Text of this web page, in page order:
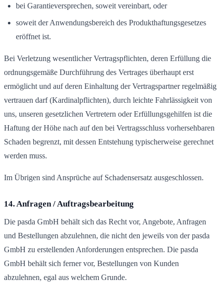
bei Garantieversprechen, soweit vereinbart, oder
soweit der Anwendungsbereich des Produkthaftungsgesetzes
eröffnet ist.
Bei Verletzung wesentlicher Vertragspflichten, deren Erfüllung die
ordnungsgemäße Durchführung des Vertrages überhaupt erst
ermöglicht und auf deren Einhaltung der Vertragspartner regelmäßig
vertrauen darf (Kardinalpflichten), durch leichte Fahrlässigkeit von
uns, unseren gesetzlichen Vertretern oder Erfüllungsgehilfen ist die
Haftung der Höhe nach auf den bei Vertragsschluss vorhersehbaren
Schaden begrenzt, mit dessen Entstehung typischerweise gerechnet
werden muss.
Im Übrigen sind Ansprüche auf Schadensersatz ausgeschlossen.
14. Anfragen / Auftragsbearbeitung
Die pasda GmbH behält sich das Recht vor, Angebote, Anfragen
und Bestellungen abzulehnen, die nicht den jeweils von der pasda
GmbH zu erstellenden Anforderungen entsprechen. Die pasda
GmbH behält sich ferner vor, Bestellungen von Kunden
abzulehnen, egal aus welchem Grunde.